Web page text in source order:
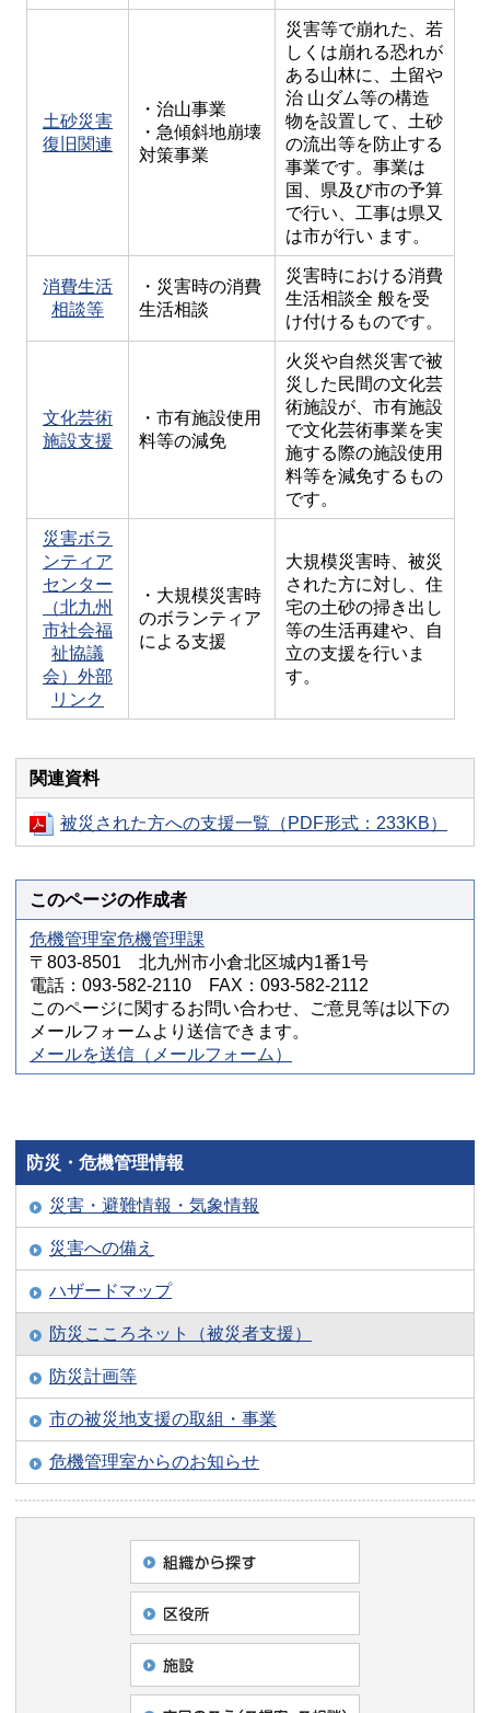
土砂災害
復旧関連
・治山事業
・急傾斜地崩壊
対策事業
災害等で崩れた、若
しくは崩れる恐れが
ある山林に、土留や
治 山ダム等の構造
物を設置して、土砂
の流出等を防止する
事業です。事業は
国、県及び市の予算
で行い、工事は県又
は市が行い ます。
消費生活
相談等
・災害時の消費
生活相談
災害時における消費
生活相談全 般を受
け付けるものです。
文化芸術
施設支援
・市有施設使用
料等の減免
火災や自然災害で被
災した民間の文化芸
術施設が、市有施設
で文化芸術事業を実
施する際の施設使用
料等を減免するもの
です。
災害ボラ
ンティア
センター
（北九州
市社会福
祉協議
会）外部
リンク
・大規模災害時
のボランティア
による支援
大規模災害時、被災
された方に対し、住
宅の土砂の掃き出し
等の生活再建や、自
立の支援を行いま
す。
関連資料
被災された方への支援一覧（PDF形式：233KB）
このページの作成者
危機管理室危機管理課
〒803-8501 北九州市小倉北区城内1番1号
電話：093-582-2110 FAX：093-582-2112
このページに関するお問い合わせ、ご意見等は以下の
メールフォームより送信できます。
メールを送信（メールフォーム）
防災・危機管理情報
災害・避難情報・気象情報
災害への備え
ハザードマップ
防災こころネット（被災者支援）
防災計画等
市の被災地支援の取組・事業
危機管理室からのお知らせ